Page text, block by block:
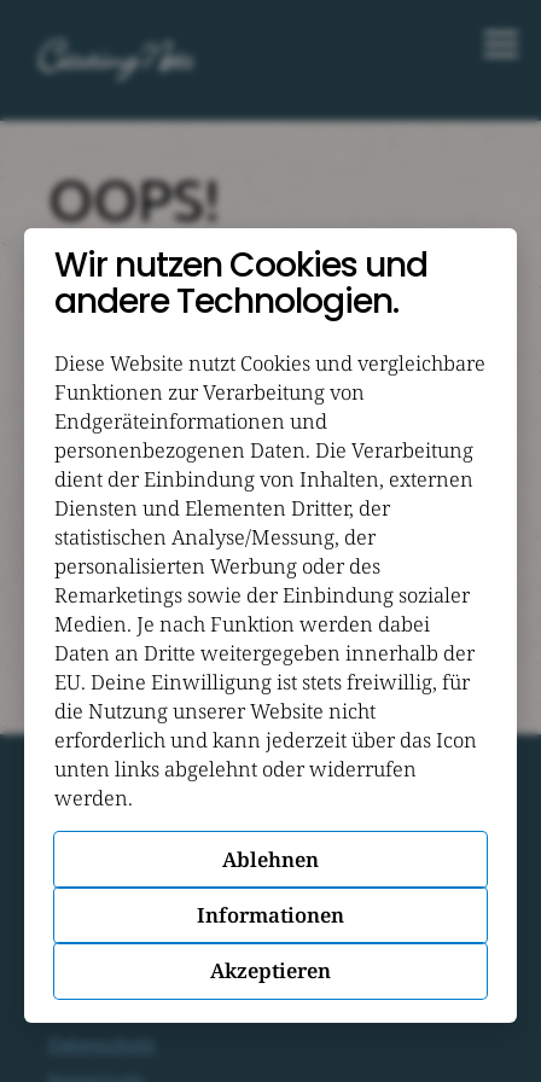
OOPS!
Das hat nicht funktioniert!
Der von Dir aufgerufene Inhalt konnte nicht
gefunden werden. Woran das genau liegt,
können wir im Moment nicht sagen, jedoch
sind unsere Techniker informiert und
versuchen das Problem so schnell wie möglich
zu beheben. Folgendes kannst Du jetzt
versuchen:
Refresh diese Seite, indem Du F5 drückst
Gehe zurück zurStartseiteund navigiere
erneut hierher
Versuche es später noch einmal
Fehler 404: Inhalt nicht gefunden
73431 Aalen
Cookies
Datenschutz
Wir nutzen Cookies und
andere Technologien.
Diese Website nutzt Cookies und vergleichbare
Funktionen zur Verarbeitung von
Endgeräteinformationen und
personenbezogenen Daten. Die Verarbeitung
dient der Einbindung von Inhalten, externen
Diensten und Elementen Dritter, der
statistischen Analyse/Messung, der
personalisierten Werbung oder des
Remarketings sowie der Einbindung sozialer
Medien. Je nach Funktion werden dabei
Daten an Dritte weitergegeben innerhalb der
EU. Deine Einwilligung ist stets freiwillig, für
die Nutzung unserer Website nicht
erforderlich und kann jederzeit über das Icon
unten links abgelehnt oder widerrufen
werden.
Ablehnen
Informationen
Akzeptieren